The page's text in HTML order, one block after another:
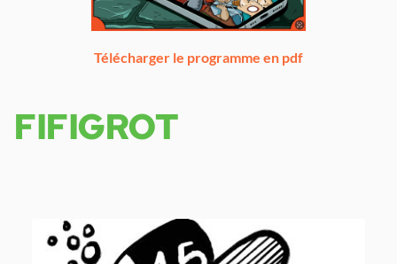
FIFIGROT
Télécharger le programme en pdf